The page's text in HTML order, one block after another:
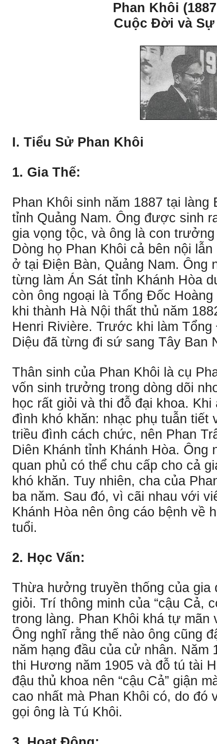
Phan Khôi
Cuộc Ðời và
I. Tiểu Sử Phan Khôi
1. Gia Thế:
Phan Khôi sinh năm 1887 tại
tỉnh Quảng Nam. Ông được sinh
gia vọng tộc, và ông là con
Dòng họ Phan Khôi cả bên nội
ở tại Ðiện Bàn, Quảng Nam. Ông
từng làm Án Sát tỉnh Khánh Hòa
còn ông ngoại là Tổng Ðốc
khi thành Hà Nội thất thủ năm
Henri Rivière. Trước khi làm
Diệu đã từng đi sứ sang Tây Ban
Thân sinh của Phan Khôi là cụ
vốn sinh trưởng trong dòng dõi
học rất giỏi và thi đỗ đại khoa.
đình khó khăn: nhạc phụ tuẫn tiết
triều đình cách chức, nên Phan
Diên Khánh tỉnh Khánh Hòa.
quan phủ có thể chu cấp cho cả
khó khăn. Tuy nhiên, cha của
ba năm. Sau đó, vì cãi nhau với
Khánh Hòa nên ông cáo bệnh về
tuổi.
2. Học Vấn:
Thừa hưởng truyền thống của gia
giỏi. Trí thông minh của “cậu Cả,
trong làng. Phan Khôi khá tự mãn
Ông nghĩ rằng thế nào ông cũng
năm hạng đầu của cử nhân. Năm
thi Hương năm 1905 và đỗ tú tài
đậu thủ khoa nên “cậu Cả” giận
cao nhất mà Phan Khôi có, do đó
gọi ông là Tú Khôi.